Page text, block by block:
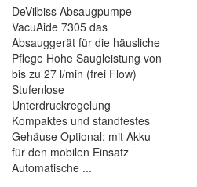
DeVilbiss Absaugpumpe
VacuAide 7305 das
Absauggerät für die häusliche
Pflege Hohe Saugleistung von
bis zu 27 l/min (frei Flow)
Stufenlose
Unterdruckregelung
Kompaktes und standfestes
Gehäuse Optional: mit Akku
für den mobilen Einsatz
Automatische ...